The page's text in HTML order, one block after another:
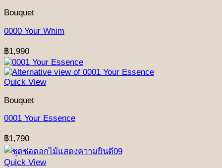
Bouquet
0000 Your Whim
฿1,990
Quick View
Bouquet
0001 Your Essence
฿1,790
Quick View